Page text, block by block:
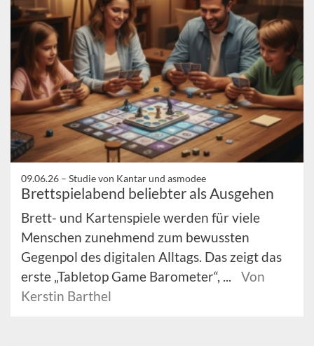
09.06.26 – Studie von Kantar und asmodee
Brettspielabend beliebter als Ausgehen
Brett- und Kartenspiele werden für viele
Menschen zunehmend zum bewussten
Gegenpol des digitalen Alltags. Das zeigt das
erste „Tabletop Game Barometer“, ...
Von
Kerstin Barthel